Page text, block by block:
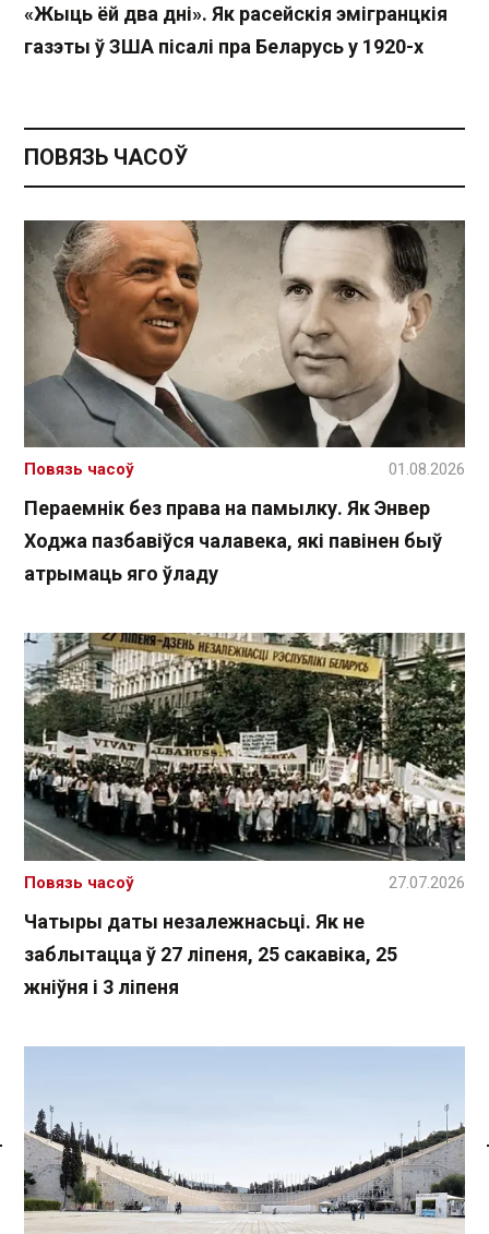
Спасылка без VPN
«Жыць ёй два дні». Як расейскія эмігранцкія
газэты ў ЗША пісалі пра Беларусь у 1920-х
ПОВЯЗЬ ЧАСОЎ
Пераемнік без права на памылку. Як Энвер
Ходжа пазбавіўся чалавека, які павінен быў
атрымаць яго ўладу
Повязь часоў 01.08.2026
Чатыры даты незалежнасьці. Як не
заблытацца ў 27 ліпеня, 25 сакавіка, 25
жніўня і 3 ліпеня
Повязь часоў 27.07.2026